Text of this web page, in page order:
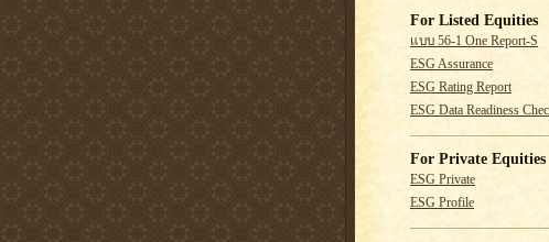
For Listed Equities
แบบ 56-1 One Report-S
ESG Assurance
ESG Rating Report
ESG Data Readiness
For Private Equities
ESG Private
ESG Profile